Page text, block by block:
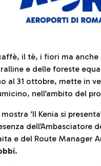
il tè, i fiori ma
e delle foreste
al 31 ottobre, mette in
nell’ambito del
mostra ‘Il Kenia si
dell’Ambasciatore
e del Route Manager
.